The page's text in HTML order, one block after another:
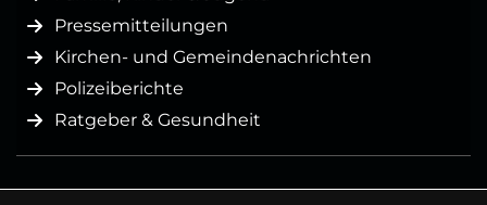
Pressemitteilungen
Kirchen- und Gemeindenachrichten
Polizeiberichte
Ratgeber & Gesundheit